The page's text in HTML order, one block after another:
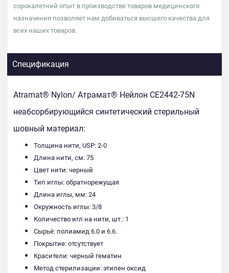
сорокалетний опыт в производстве товаров медицинского
назначения позволяет нам добиваться высшего качества для
всех наших товаров.
Спецификация
Atramat® Nylon/ Атрамат® Нейлон CE2442-75N
неабсорбирующийся синтетический стерильный
шовный материал:
Толщина нити, USP: 2-0
Длина нити, см: 75
Цвет нити: черный
Тип иглы: обратнорежущая
Длина иглы, мм: 24
Окружность иглы: 3/8
Количество игл на нити, шт.: 1
Сырьё: полиамид 6.0 и 6.6.
Покрытие: отсутствует
Красители: черный гематин
Метод стерилизации: этилен оксид